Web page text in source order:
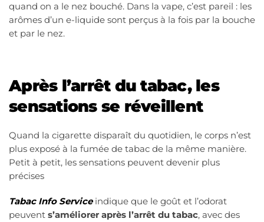
quand on a le nez bouché. Dans la vape, c’est pareil : les
arômes d’un e-liquide sont perçus à la fois par la bouche
et par le nez.
Après l’arrêt du tabac, les
sensations se réveillent
Quand la cigarette disparaît du quotidien, le corps n’est
plus exposé à la fumée de tabac de la même manière.
Petit à petit, les sensations peuvent devenir plus
précises
Tabac Info Serviceindique que le goût et l’odorat
peuvent s’améliorer après l’arrêt du tabac, avec des